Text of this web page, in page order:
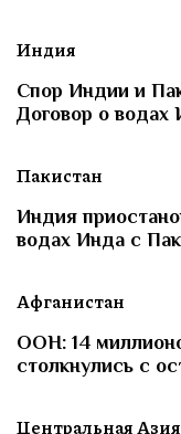
Индия
Спор Индии и
Договор о водах
Пакистан
Индия
водах Инда с
Афганистан
ООН: 14
столкнулись с
Центральная Азия